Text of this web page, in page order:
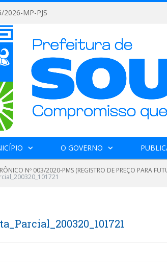
2026-MP-PJS
O GOVERNO
Nº 003/2020-PMS (REGISTRO DE PREÇO PARA